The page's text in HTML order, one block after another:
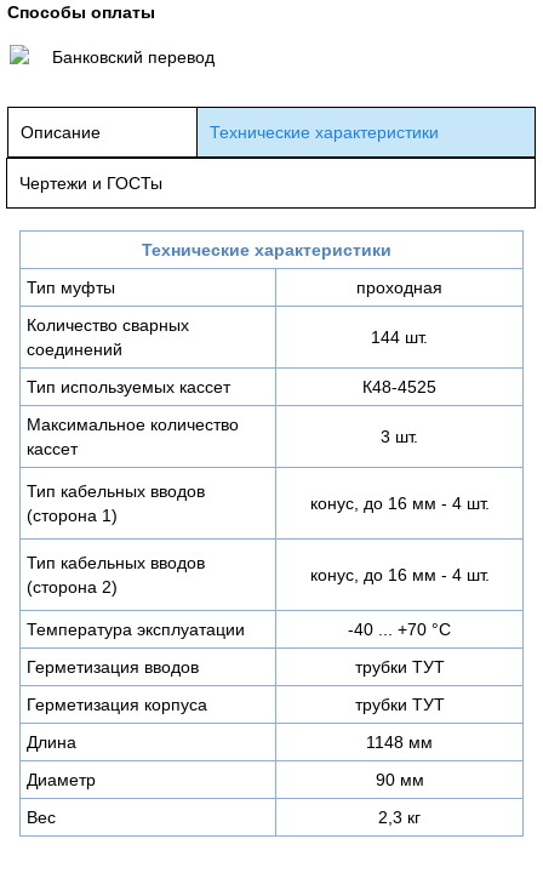
Способы оплаты
Банковский перевод
Описание Технические характеристики
Чертежи и ГОСТы
Технические характеристики
Тип муфты
проходная
Количество сварных
соединений
144 шт.
Тип используемых кассет
К48-4525
Максимальное количество
кассет
3 шт.
Тип кабельных вводов
(сторона 1)
конус, до 16 мм - 4 шт.
Тип кабельных вводов
(сторона 2)
конус, до 16 мм - 4 шт.
Температура эксплуатации
-40 ... +70 °С
Герметизация вводов
трубки ТУТ
Герметизация корпуса
трубки ТУТ
Длина
1148 мм
Диаметр
90 мм
Вес
2,3 кг